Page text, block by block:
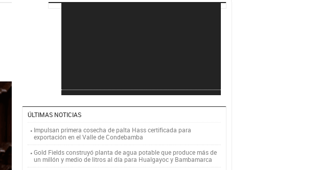
ÚLTIMAS NOTICIAS
Impulsan primera cosecha de palta Hass certificada para
exportación en el Valle de Condebamba
Gold Fields construyó planta de agua potable que produce más de
un millón y medio de litros al día para Hualgayoc y Bambamarca